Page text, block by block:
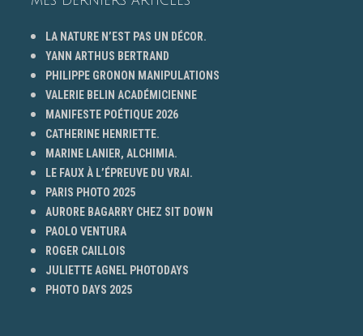
LA NATURE N’EST PAS UN DÉCOR.
YANN ARTHUS BERTRAND
PHILIPPE GRONON MANIPULATIONS
VALERIE BELIN ACADÉMICIENNE
MANIFESTE POÉTIQUE 2026
CATHERINE HENRIETTE.
MARINE LANIER, ALCHIMIA.
LE FAUX À L’ÉPREUVE DU VRAI.
PARIS PHOTO 2025
AURORE BAGARRY CHEZ SIT DOWN
PAOLO VENTURA
ROGER CAILLOIS
JULIETTE AGNEL PHOTODAYS
PHOTO DAYS 2025